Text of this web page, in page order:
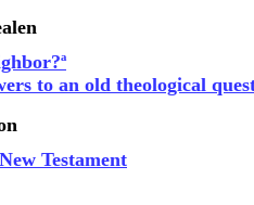
to an old theological
Testament